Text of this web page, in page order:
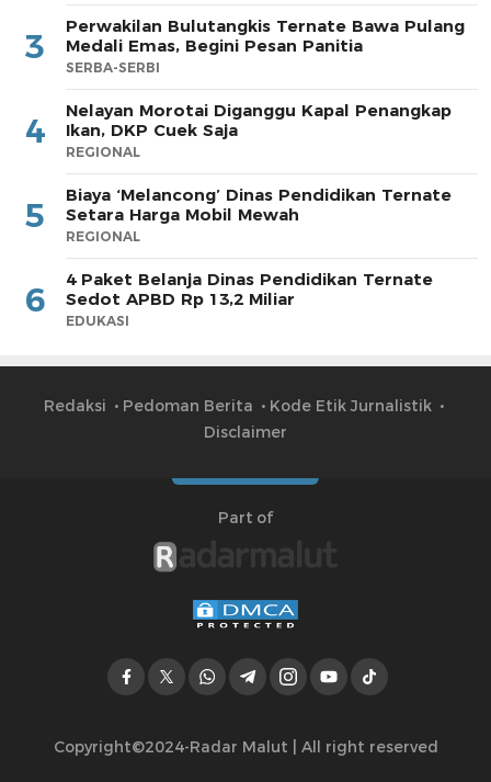
3
Perwakilan Bulutangkis Ternate Bawa Pulang
Medali Emas, Begini Pesan Panitia
SERBA-SERBI
4
Nelayan Morotai Diganggu Kapal Penangkap
Ikan, DKP Cuek Saja
REGIONAL
5
Biaya ‘Melancong’ Dinas Pendidikan Ternate
Setara Harga Mobil Mewah
REGIONAL
6
4 Paket Belanja Dinas Pendidikan Ternate
Sedot APBD Rp 13,2 Miliar
EDUKASI
Redaksi Pedoman Berita
Kode Etik Jurnalistik
Disclaimer
Part of
Copyright©2024-Radar Malut | All right reserved